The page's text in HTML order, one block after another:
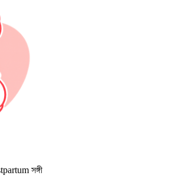
সঙ্গী